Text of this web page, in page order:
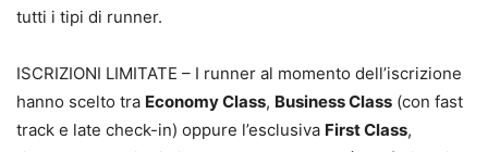
tutti i tipi di runner.
ISCRIZIONI LIMITATE – I runner al momento dell’iscrizione
hanno scelto tra Economy Class, Business Class (con fast
track e late check-in) oppure l’esclusiva First Class,